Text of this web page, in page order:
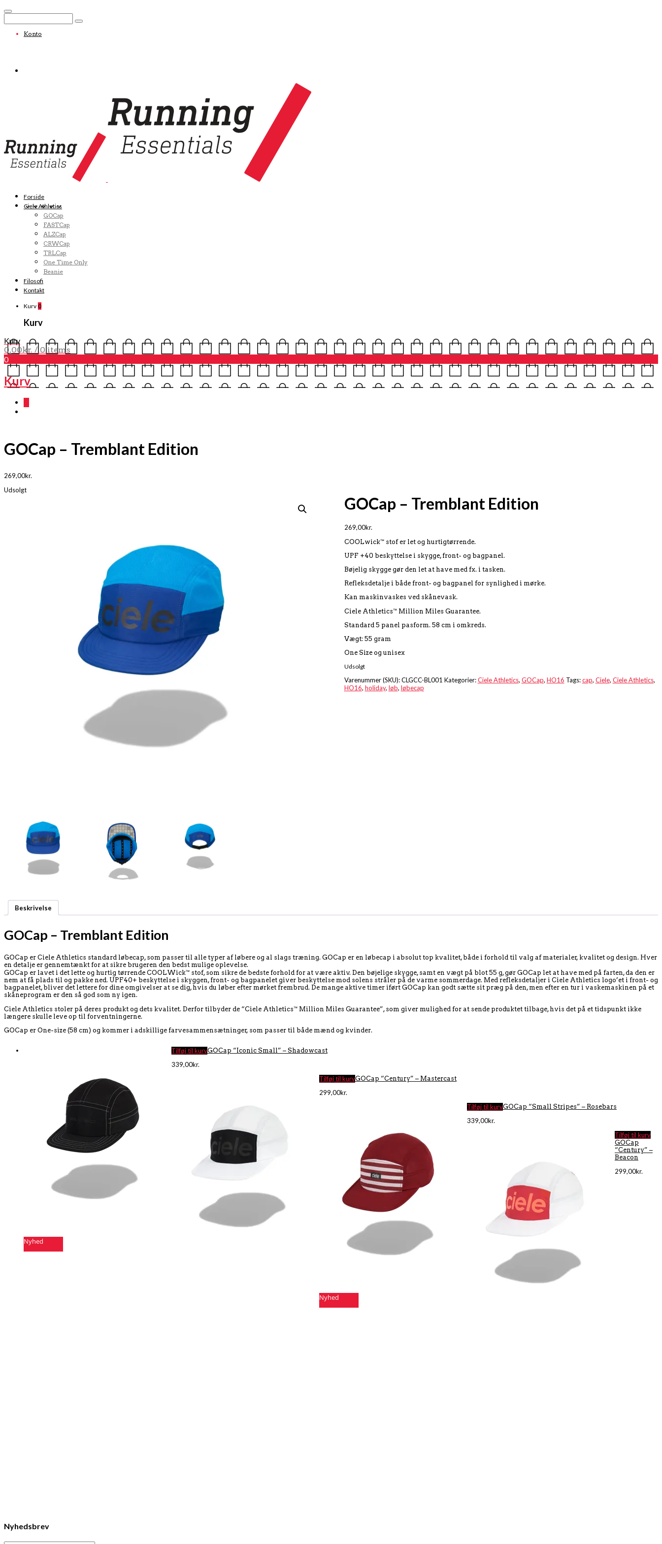
Konto
Forside
Ciele Athletics
GOCap
FASTCap
ALZCap
CRWCap
TRLCap
One Time Only
Beanie
Filosofi
Kontakt
Kurv 0
Kurv
Kurv
0,00kr. / 0 items
0
Kurv
GOCap – Tremblant Edition
269,00kr.
Udsolgt
GOCap – Tremblant Edition
269,00kr.
COOLwick™ stof er let og hurtigtørrende.
UPF +40 beskyttelse i skygge, front- og bagpanel.
Bøjelig skygge gør den let at have med fx. i tasken.
Refleksdetalje i både front- og bagpanel for synlighed i mørke.
Kan maskinvaskes ved skånevask.
Ciele Athletics™ Million Miles Guarantee.
Standard 5 panel pasform. 58 cm i omkreds.
Vægt: 55 gram
One Size og unisex
Udsolgt
Varenummer (SKU):CLGCC-BL001 Kategorier:Ciele Athletics, GOCap, HO16 Tags:cap, Ciele, Ciele Athletics,
HO16, holiday, løb, løbecap
Beskrivelse
GOCap – Tremblant Edition
GOCap er Ciele Athletics standard løbecap, som passer til alle typer af løbere og al slags træning. GOCap er en løbecap i absolut top kvalitet, både i forhold til valg af materialer, kvalitet og design. Hver
en detalje er gennemtænkt for at sikre brugeren den bedst mulige oplevelse.
GOCap er lavet i det lette og hurtig tørrende COOLWick™ stof, som sikre de bedste forhold for at være aktiv. Den bøjelige skygge, samt en vægt på blot 55 g, gør GOCap let at have med på farten, da den er
nem at få plads til og pakke ned. UPF40+ beskyttelse i skyggen, front- og bagpanelet giver beskyttelse mod solens stråler på de varme sommerdage. Med refleksdetaljer i Ciele Athletics logo’et i front- og
bagpanelet, bliver det lettere for dine omgivelser at se dig, hvis du løber efter mørket frembrud. De mange aktive timer iført GOCap kan godt sætte sit præg på den, men efter en tur i vaskemaskinen på et
skåneprogram er den så god som ny igen.
Ciele Athletics stoler på deres produkt og dets kvalitet. Derfor tilbyder de “Ciele Athletics™ Million Miles Guarantee”, som giver mulighed for at sende produktet tilbage, hvis det på et tidspunkt ikke
længere skulle leve op til forventningerne.
GOCap er One-size (58 cm) og kommer i adskillige farvesammensætninger, som passer til både mænd og kvinder.
Nyhed
Tilføj til kurvGOCap “Iconic Small” – Shadowcast
339,00kr.
Tilføj til kurvGOCap “Century” – Mastercast
299,00kr.
Nyhed
Tilføj til kurvGOCap “Small Stripes” – Rosebars
339,00kr.
Tilføj til kurv
GOCap
“Century” –
Beacon
299,00kr.
Nyhedsbrev